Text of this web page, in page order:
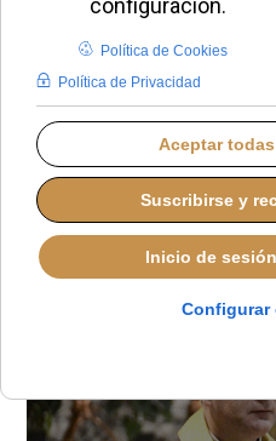
Mons.
Mellino
JAVIER RUIZ ARREGUI
DESDE EL
JUEVES, 27 NOVIEMBRE 2025 17:37